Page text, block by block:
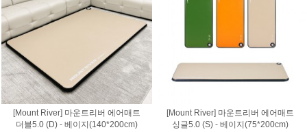
[Mount River] 마운트리버 에어매트
더블5.0 (D) - 베이지(140*200cm)
[Mount River] 마운트리버 에어매트
싱글5.0 (S) - 베이지(75*200cm)